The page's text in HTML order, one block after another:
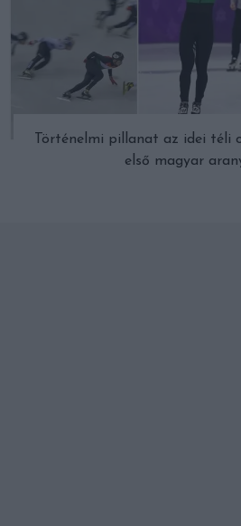
Történelmi pillanat az idei téli
első magyar